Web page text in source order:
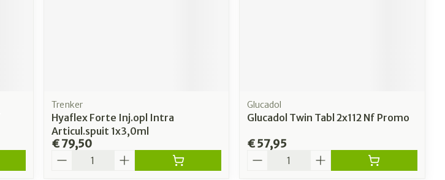
Trenker
Hyaflex Forte Inj.opl Intra
Articul.spuit 1x3,0ml
€ 79,50
Glucadol
Glucadol Twin Tabl 2x112 Nf Promo
€ 57,95